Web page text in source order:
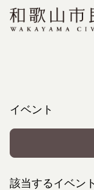
イベント
該当するイベン